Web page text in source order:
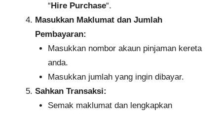
“Hire Purchase“.
Masukkan Maklumat dan Jumlah
Pembayaran:
Masukkan nombor akaun pinjaman kereta
anda.
Masukkan jumlah yang ingin dibayar.
Sahkan Transaksi:
Semak maklumat dan lengkapkan